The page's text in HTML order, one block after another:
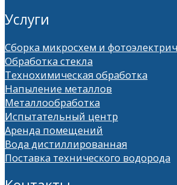
Услуги
Сборка микросхем и
Обработка стекла
Технохимическая обработка
Напыление металлов
Металлообработка
Испытательный центр
Аренда помещений
Вода дистиллированная
Поставка технического водорода